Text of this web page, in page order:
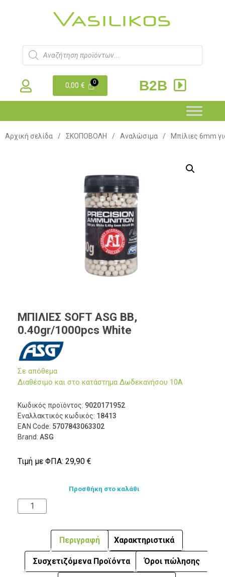
0,00€ B2B
Αρχική σελίδα / ΣΚΟΠΟΒΟΛΗ / Αναλώσιμα / Μπίλιες 6mm
ΜΠΙΛΙΕΣ SOFT ASG BB,
0.40gr/1000pcs White
Σε απόθεμα
Διαθέσιμο και στο κατάστημα Δωδεκανήσου 10Α
Κωδικός προϊόντος: 9020171952
Εναλλακτικός κωδικός: 18413
EAN Code: 5707843063302
Brand: ASG
Τιμή με ΦΠΑ: 29,90 €
Προσθήκη στο καλάθι
Περιγραφή Χαρακτηριστικά
Συσχετιζόμενα Προϊόντα Όροι πώλησης